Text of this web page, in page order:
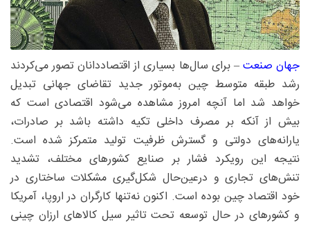
جهان‌ صنعت‌– برای سال‌ها بسیاری از اقتصاددانان تصور می‌کردند
رشد طبقه متوسط چین به‌موتور جدید تقاضای جهانی تبدیل
خواهد شد اما آنچه امروز مشاهده می‌شود اقتصادی است که
بیش از آنکه بر مصرف داخلی تکیه داشته باشد بر صادرات،
یارانه‌های دولتی و گسترش ظرفیت تولید متمرکز شده است.
نتیجه این رویکرد فشار بر صنایع کشورهای مختلف، تشدید
تنش‌های تجاری و درعین‌حال شکل‌گیری مشکلات ساختاری در
خود اقتصاد چین بوده است. اکنون نه‌تنها کارگران در اروپا، آمریکا
و کشورهای در حال توسعه تحت تاثیر سیل کالاهای ارزان چینی